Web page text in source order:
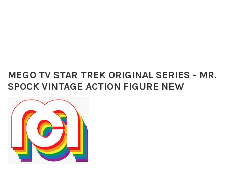
MEGO TV STAR TREK ORIGINAL SERIES - MR.
SPOCK VINTAGE ACTION FIGURE NEW